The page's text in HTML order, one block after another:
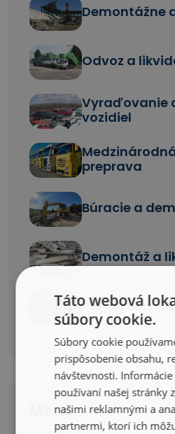
Demontážne
Odvoz a
Vyraďovanie
vozidiel
preprava
Búracie a
Demontáž a
Predaj
Menu
Táto webová
súbory cookie.
Súbory cookie
prispôsobenie obsahu,
návštevnosti.
používaní našej stránky
našimi reklamnými a
partnermi, ktorí ich